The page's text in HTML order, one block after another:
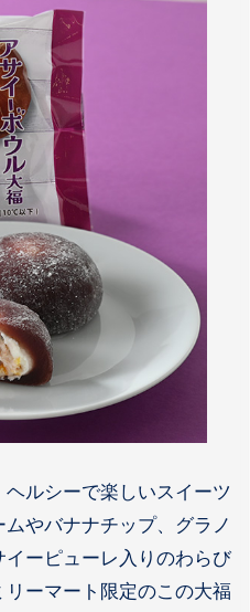
ヘルシーで楽しいスイーツ
やバナナチップ、グラノ
ーピューレ入りのわらび
ーマート限定のこの大福